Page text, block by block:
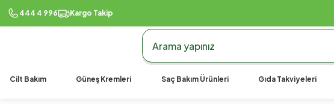
444 4 996 Kargo Takip
Cilt Bakım Güneş Kremleri Saç Bakım Ürünleri Gıda Takviyeleri